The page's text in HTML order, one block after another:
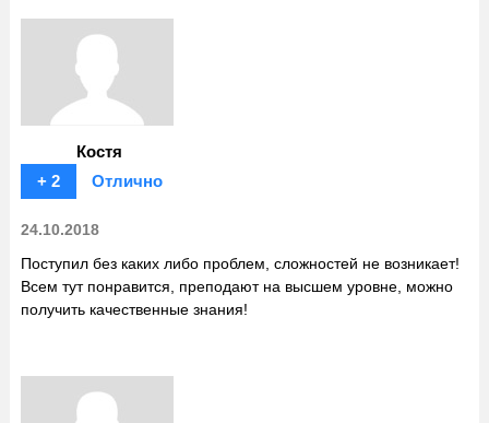
Костя
+ 2
Отлично
24.10.2018
Поступил без каких либо проблем, сложностей не возникает!
Всем тут понравится, преподают на высшем уровне, можно
получить качественные знания!